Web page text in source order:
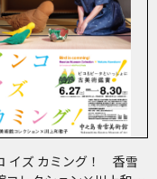
イズ カミング！ 香雪